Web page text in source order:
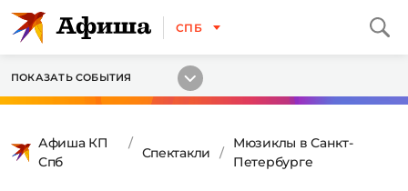
СПБ
ПОКАЗАТЬ СОБЫТИЯ
Афиша КП
Спб
Спектакли
Мюзиклы в Санкт-
Петербурге